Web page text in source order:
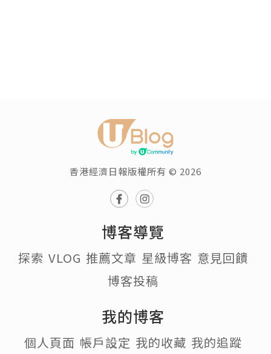
香港經濟日報版權所有 © 2026
博客導覽
探索 VLOG 推薦文章 星級博客 意見回饋
博客投稿
我的博客
個人頁面 帳戶設定 我的收藏 我的追蹤